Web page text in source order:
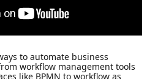
to automate business
workflow management tools
like BPMN to workflow as